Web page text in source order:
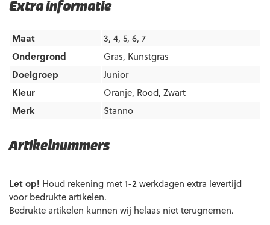
Artikelnummers
Let op! Houd rekening met 1-2 werkdagen extra levertijd
voor bedrukte artikelen.
Bedrukte artikelen kunnen wij helaas niet terugnemen.
Extra informatie
Maat
3, 4, 5, 6, 7
Ondergrond
Gras, Kunstgras
Doelgroep
Junior
Kleur
Oranje, Rood, Zwart
Merk
Stanno